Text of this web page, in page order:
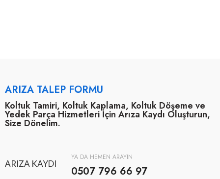
ARIZA TALEP FORMU
Koltuk Tamiri, Koltuk Kaplama, Koltuk Döşeme ve
Yedek Parça Hizmetleri İçin Arıza Kaydı Oluşturun,
Size Dönelim.
ARIZA KAYDI
YA DA HEMEN ARAYIN
0507 796 66 97